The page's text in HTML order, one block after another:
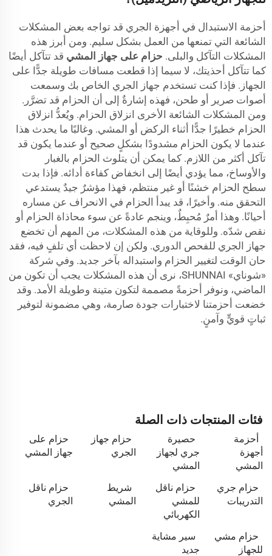
أحزمة الاستبدال في أجهزة الجري قد تواجه بعض المشكلات
الشائعة التي تمنعها من العمل بشكل سليم. ومن أبرز هذه
المشكلات التآكل والبلى. حزام على جهاز المشي قد تتآكل أيضًا
كما تتآكل أحذيتك، لا سيما إذا قطعت مسافات طويلة جدًّا على
الجهاز. فإذا كنت تستخدم جهاز الجري الخاص بك وسمعت
أصوات صرير أو طحن، فهذه إشارةٌ إلى أن الحزام قد تضرَّر.
ومن المشكلات الشائعة الأخرى انزلاق الحزام. ويُعدُّ انزلاق
الحزام خطيرًا جدًّا أثناء الركض أو المشي. وغالبًا ما يحدث هذا
عندما لا يكون الحزام مشدودًا بشكلٍ صحيح أو عندما يكون قد
تآكل أكثر من اللازم. كما يمكن أن يتلوث الحزام بالغبار
والأوساخ، مما يؤدي أيضًا إلى انخفاض كفاءة أدائه. فإذا بدت
سطح الحزام خشنًا أو غير منتظم، فهذا مؤشرٌ جيدٌ يستدعي
التحقق منه. وأخيرًا، قد يبدأ الحزام في الانحراف عن مساره
أحيانًا. وهذا أمرٌ مُحبِطٌ، وينجم عادةً عن سوء محاذاة الحزام أو
نقص شدّه. وللوقاية من هذه المشكلات، من المهم أن تخضع
جهاز الجري للفحص الدوري. ولكن إن لاحظت أي تلفٍ فيه، فقد
حان الوقت لتغيير الحزام واستبداله بآخر جديد. وفي شركة
«شوناي» SHUNNAI، نرى أن هذه المشكلات يجب أن تكون من
الماضي، ونوفر أحزمةً مصممة لتكون متينة وطويلة الأمد. وقد
خضعت أحزمتنا لاختبارات جودة صارمة، وهي مضمونة لتوفير
ثباتٍ قويٍّ وآمنٍ.
فئات المنتجات ذات الصلة
أحزمة
أجهزة
المشي
حصيرة
جري لجهاز
المشي
حزام جهاز
الجري
حزام على
جهاز المشي
حزام جري
التدريبات
حزام ناقل
للمشي
الكهربائي
شريط
المشي
حزام ناقل
الجري
حزام مشي
للجهاز
سير مشاية
جديد